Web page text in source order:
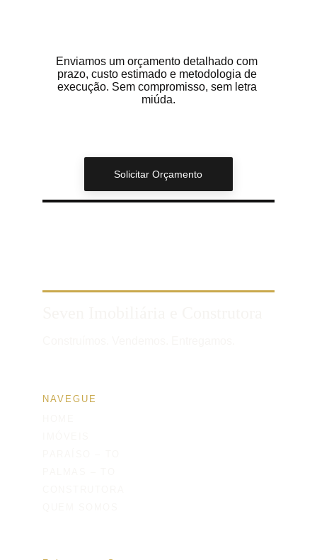
Solicitar Orçamento
Enviamos um orçamento detalhado com
prazo, custo estimado e metodologia de
execução. Sem compromisso, sem letra
miúda.
NAVEGUE